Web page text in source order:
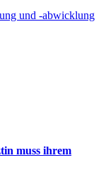
und -abwicklung
muss ihrem